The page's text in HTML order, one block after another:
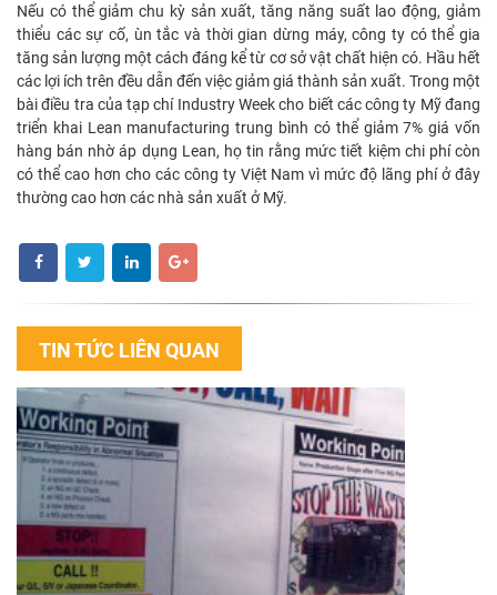
Nếu có thể giảm chu kỳ sản xuất, tăng năng suất lao động, giảm
thiểu các sự cố, ùn tắc và thời gian dừng máy, công ty có thể gia
tăng sản lượng một cách đáng kể từ cơ sở vật chất hiện có. Hầu hết
các lợi ích trên đều dẫn đến việc giảm giá thành sản xuất. Trong một
bài điều tra của tạp chí Industry Week cho biết các công ty Mỹ đang
triển khai Lean manufacturing trung bình có thể giảm 7% giá vốn
hàng bán nhờ áp dụng Lean, họ tin rằng mức tiết kiệm chi phí còn
có thể cao hơn cho các công ty Việt Nam vì mức độ lãng phí ở đây
thường cao hơn các nhà sản xuất ở Mỹ.
TIN TỨC LIÊN QUAN